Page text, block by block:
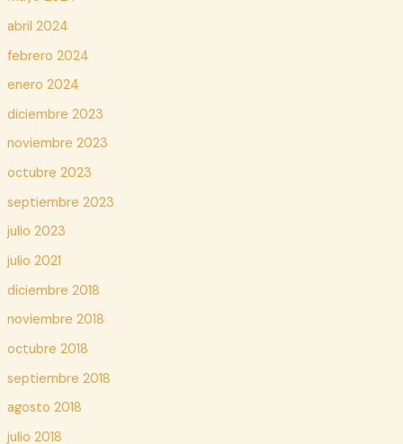
abril 2024
febrero 2024
enero 2024
diciembre 2023
noviembre 2023
octubre 2023
septiembre 2023
julio 2023
julio 2021
diciembre 2018
noviembre 2018
octubre 2018
septiembre 2018
agosto 2018
julio 2018